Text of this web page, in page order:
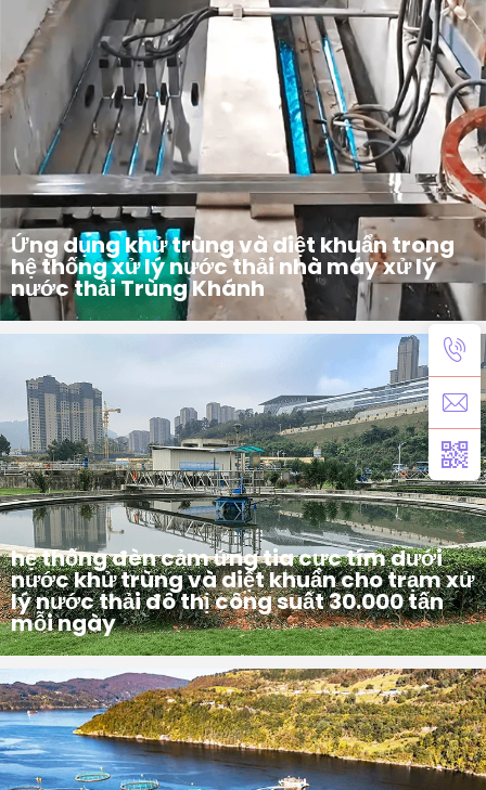
Ứng dụng khử trùng và diệt khuẩn trong
hệ thống xử lý nước thải nhà máy xử lý
nước thải Trùng Khánh
Giới thiệu dự án Hệ thống đèn cảm ứng tia cực tím dưới nước dùng cho nhà máy xử lý nước thải Trùng Khánh với công suất xử lý 10.000 tấn/ngày
hệ thống đèn cảm ứng tia cực tím dưới
nước khử trùng và diệt khuẩn cho trạm xử
lý nước thải đô thị công suất 30.000 tấn
mỗi ngày
Giới thiệu dự án: Hệ thống đèn cảm ứng tia cực tím dưới nước khử trùng và diệt khuẩn cho trạm xử lý nước thải đô thị công suất 30.000 tấn mỗi ngày